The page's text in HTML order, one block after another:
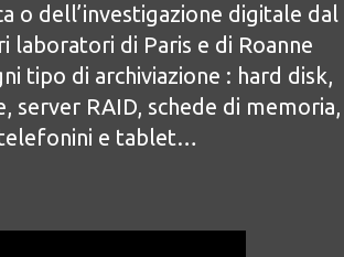
o dell’investigazione digitale dal
laboratori di Paris e di Roanne
tipo di archiviazione : hard disk,
server RAID, schede di memoria,
e tablet…